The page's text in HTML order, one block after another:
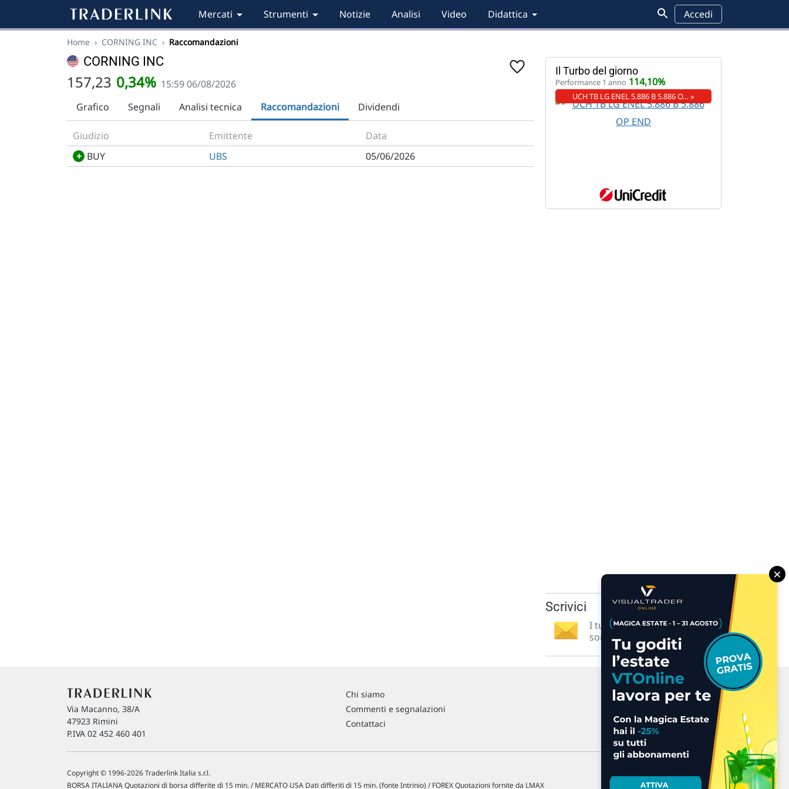
Mercati Strumenti Notizie Analisi Video Didattica Accedi
Home › CORNING INC › Raccomandazioni
CORNING INC
157,23 0,34% 15:59 06/08/2026
Grafico
Segnali Analisi tecnica Raccomandazioni Dividendi
Giudizio Emittente
Data
+ BUY UBS 05/06/2026
Il Turbo del giorno
Performance 1 anno 114,10%
UCH TB LG ENEL 5.886 B 5.886 O… »
Scrivici
I tuoi suggerimenti per noi
sono preziosi e molto utili! »
Via Macanno, 38/A
47923 Rimini
P.IVA 02 452 460 401
Chi siamo
Commenti e segnalazioni
Contattaci
Copyright © 1996-2026 Traderlink Italia s.r.l.
BORSA ITALIANA Quotazioni di borsa differite di 15 min. / MERCATO USA Dati differiti di 15 min. (fonte Intrinio) / FOREX Quotazioni fornite da LMAX
×